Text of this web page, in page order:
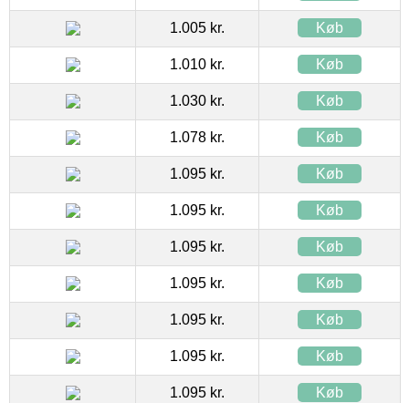
1.005 kr. Køb
1.010 kr. Køb
1.030 kr. Køb
1.078 kr. Køb
1.095 kr. Køb
1.095 kr. Køb
1.095 kr. Køb
1.095 kr. Køb
1.095 kr. Køb
1.095 kr. Køb
1.095 kr. Køb